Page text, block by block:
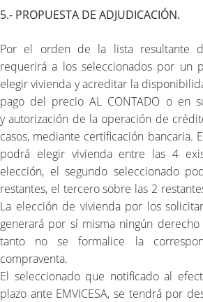
5.- PROPUESTA DE ADJUDICACIÓN.
Por el orden de la lista resultante
requerirá a los seleccionados por un
elegir vivienda y acreditar la
pago del precio AL CONTADO o en
y autorización de la operación de
casos, mediante certificación bancaria.
podrá elegir vivienda entre las 4
elección, el segundo seleccionado
restantes, el tercero sobre las 2
La elección de vivienda por los
generará por sí misma ningún
tanto no se formalice la
compraventa.
El seleccionado que notificado al
plazo ante EMVICESA, se tendrá por